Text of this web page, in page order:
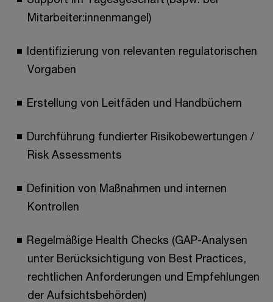
Mitarbeiter:innenmangel)
Identifizierung von relevanten regulatorischen
Vorgaben
Erstellung von Leitfäden und Handbüchern
Durchführung fundierter Risikobewertungen /
Risk Assessments
Definition von Maßnahmen und internen
Kontrollen
Regelmäßige Health Checks (GAP-Analysen
unter Berücksichtigung von Best Practices,
rechtlichen Anforderungen und Empfehlungen
der Aufsichtsbehörden)